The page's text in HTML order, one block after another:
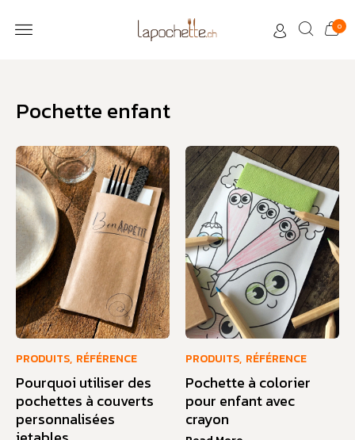
0
Pochette enfant
PRODUITS, RÉFÉRENCE
Pourquoi utiliser des
pochettes à couverts
personnalisées
PRODUITS, RÉFÉRENCE
Pochette à colorier
pour enfant avec
crayon